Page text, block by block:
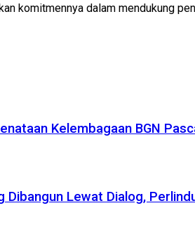
komitmennya dalam mendukung
Kelembagaan BGN
Lewat Dialog,